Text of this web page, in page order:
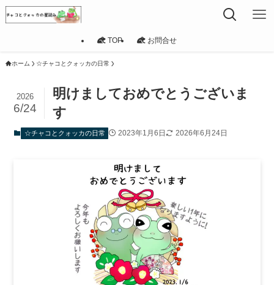
TOP お問合せ
ホーム ☆チャコとクォッカの日常
明けましておめでとうございま
す
2026
6/24
☆チャコとクォッカの日常 2023年1月6日 2026年6月24日